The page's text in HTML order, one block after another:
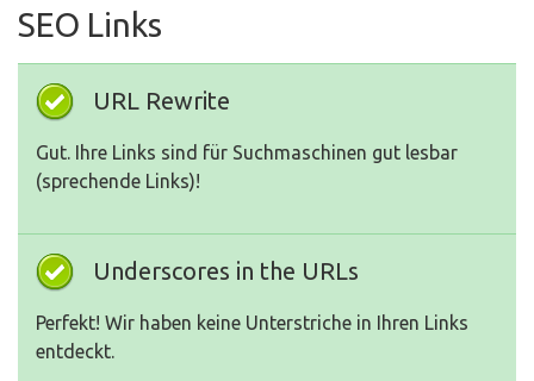
SEO Links
URL Rewrite
Gut. Ihre Links sind für Suchmaschinen gut lesbar
(sprechende Links)!
Underscores in the URLs
Perfekt! Wir haben keine Unterstriche in Ihren Links
entdeckt.